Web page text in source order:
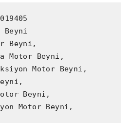
Beyni
Beyni,
Motor Beyni,
Motor Beyni,
Beyni,
Motor Beyni,